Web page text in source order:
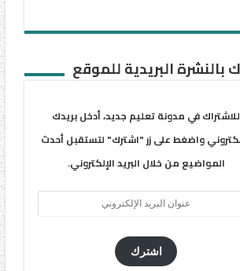
بالنشرة البريدية للموقع
للاشتراك في مدونة تعليم جديد، أدخل بريدك
واضغط على زر "اشترك" لتستقبل أحدث
المواضيع من خلال البريد الإلكتروني.
اشترك